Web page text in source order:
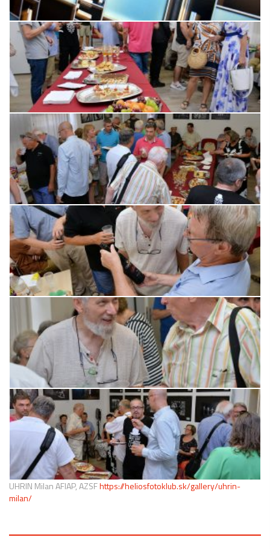
UHRIN Milan AFIAP, AZSFhttps://heliosfotoklub.sk/gallery/uhrin-
milan/